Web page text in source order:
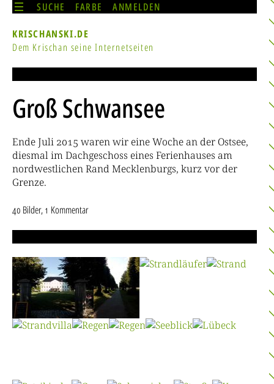
SUCHE FARBE ANMELDEN
KRISCHANSKI.DE
Dem Krischan seine Internetseiten
Groß Schwansee
Ende Juli 2015 waren wir eine Woche an der Ostsee,
diesmal im Dachgeschoss eines Ferienhauses am
nordwestlichen Rand Mecklenburgs, kurz vor der
Grenze.
40 Bilder, 1 Kommentar